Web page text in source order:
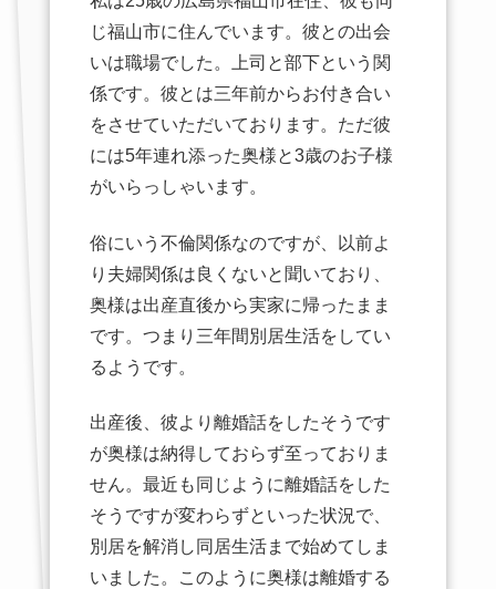
じ福山市に住んでいます。彼との出会
いは職場でした。上司と部下という関
係です。彼とは三年前からお付き合い
をさせていただいております。ただ彼
には5年連れ添った奥様と3歳のお子様
がいらっしゃいます。
俗にいう不倫関係なのですが、以前よ
り夫婦関係は良くないと聞いており、
奥様は出産直後から実家に帰ったまま
です。つまり三年間別居生活をしてい
るようです。
出産後、彼より離婚話をしたそうです
が奥様は納得しておらず至っておりま
せん。最近も同じように離婚話をした
そうですが変わらずといった状況で、
別居を解消し同居生活まで始めてしま
いました。このように奥様は離婚する